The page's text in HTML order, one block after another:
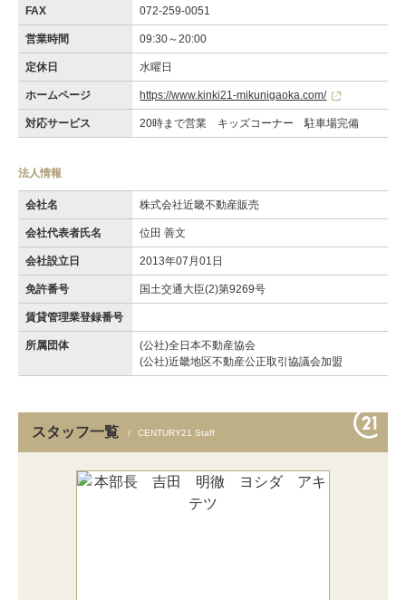
FAX 072-259-0051
営業時間 09:30～20:00
定休日 水曜日
ホームページ https://www.kinki21-mikunigaoka.com/
対応サービス 20時まで営業 キッズコーナー 駐車場完備
法人情報
会社名 株式会社近畿不動産販売
会社代表者氏名 位田 善文
会社設立日 2013年07月01日
免許番号 国土交通大臣(2)第9269号
賃貸管理業登録番号
所属団体
(公社)全日本不動産協会
(公社)近畿地区不動産公正取引協議会加盟
スタッフ一覧 CENTURY21 Staff